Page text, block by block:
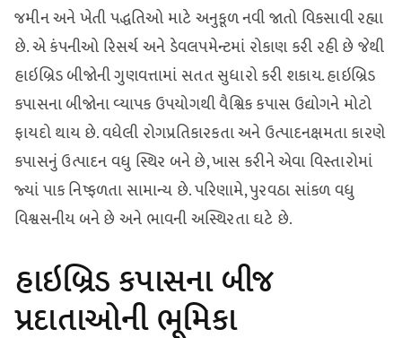
જમીન અને ખેતી પદ્ધતિઓ માટે અનુકૂળ નવી જાતો વિકસાવી રહ્યા
છે. એ કંપનીઓ રિસર્ચ અને ડેવલપમેન્ટમાં રોકાણ કરી રહી છે જેથી
હાઇબ્રિડ બીજોની ગુણવત્તામાં સતત સુધારો કરી શકાય. હાઇબ્રિડ
કપાસના બીજોના વ્યાપક ઉપયોગથી વૈશ્વિક કપાસ ઉદ્યોગને મોટો
ફાયદો થાય છે. વધેલી રોગપ્રતિકારકતા અને ઉત્પાદનક્ષમતા કારણે
કપાસનું ઉત્પાદન વધુ સ્થિર બને છે, ખાસ કરીને એવા વિસ્તારોમાં
જ્યાં પાક નિષ્ફળતા સામાન્ય છે. પરિણામે, પુરવઠા સાંકળ વધુ
વિશ્વસનીય બને છે અને ભાવની અસ્થિરતા ઘટે છે.
હાઇબ્રિડ કપાસના બીજ
પ્રદાતાઓની ભૂમિકા